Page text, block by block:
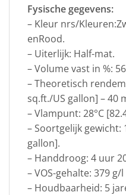
Fysische gegevens:
– Kleur nrs/
enRood.
– Uiterlijk: Half-mat.
– Volume vast in %:
– Theoretisch
sq.ft./US gallon] – 40
– Vlampunt: 28°C
– Soortgelijk gewicht:
gallon].
– Handdroog: 4 uur
– VOS-gehalte: 379
– Houdbaarheid: 5